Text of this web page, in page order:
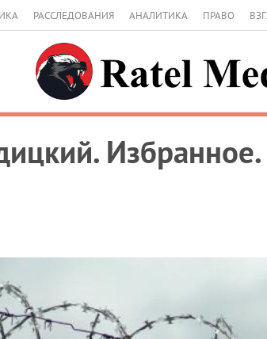
РАССЛЕДОВАНИЯ АНАЛИТИКА ПРАВО